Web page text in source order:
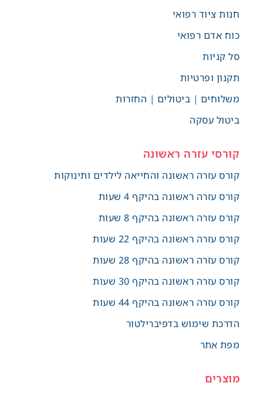
חנות ציוד רפואי
כוח אדם רפואי
סל קניות
תקנון ופרטיות
משלוחים | ביטולים | החזרות
ביטול עסקה
קורסי עזרה ראשונה
קורס עזרה ראשונה והחייאה לילדים ותינוקות
קורס עזרה ראשונה בהיקף 4 שעות
קורס עזרה ראשונה בהיקף 8 שעות
קורס עזרה ראשונה בהיקף 22 שעות
קורס עזרה ראשונה בהיקף 28 שעות
קורס עזרה ראשונה בהיקף 30 שעות
קורס עזרה ראשונה בהיקף 44 שעות
הדרכת שימוש בדפיברילטור
מפת אתר
מוצרים